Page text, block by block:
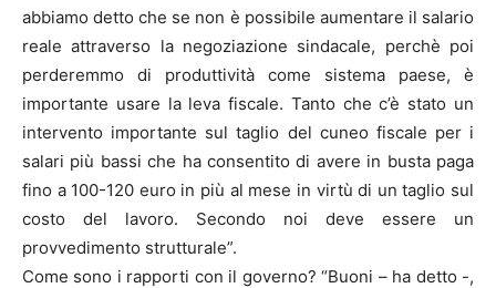
abbiamo detto che se non è possibile aumentare il salario
reale attraverso la negoziazione sindacale, perchè poi
perderemmo di produttività come sistema paese, è
importante usare la leva fiscale. Tanto che c’è stato un
intervento importante sul taglio del cuneo fiscale per i
salari più bassi che ha consentito di avere in busta paga
fino a 100-120 euro in più al mese in virtù di un taglio sul
costo del lavoro. Secondo noi deve essere un
provvedimento strutturale”.
Come sono i rapporti con il governo? “Buoni – ha detto -,